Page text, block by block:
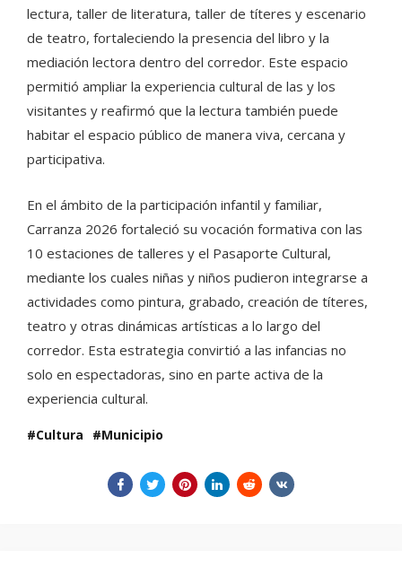
lectura, taller de literatura, taller de títeres y escenario
de teatro, fortaleciendo la presencia del libro y la
mediación lectora dentro del corredor. Este espacio
permitió ampliar la experiencia cultural de las y los
visitantes y reafirmó que la lectura también puede
habitar el espacio público de manera viva, cercana y
participativa.
En el ámbito de la participación infantil y familiar,
Carranza 2026 fortaleció su vocación formativa con las
10 estaciones de talleres y el Pasaporte Cultural,
mediante los cuales niñas y niños pudieron integrarse a
actividades como pintura, grabado, creación de títeres,
teatro y otras dinámicas artísticas a lo largo del
corredor. Esta estrategia convirtió a las infancias no
solo en espectadoras, sino en parte activa de la
experiencia cultural.
Cultura Municipio